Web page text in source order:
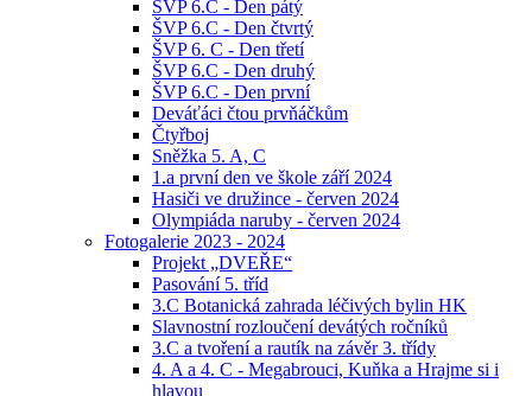
ŠVP 6.C - Den pátý
ŠVP 6.C - Den čtvrtý
ŠVP 6. C - Den třetí
ŠVP 6.C - Den druhý
ŠVP 6.C - Den první
Deváťáci čtou prvňáčkům
Čtyřboj
Sněžka 5. A, C
1.a první den ve škole září 2024
Hasiči ve družince - červen 2024
Olympiáda naruby - červen 2024
Fotogalerie 2023 - 2024
Projekt „DVEŘE“
Pasování 5. tříd
3.C Botanická zahrada léčivých bylin HK
Slavnostní rozloučení devátých ročníků
3.C a tvoření a rautík na závěr 3. třídy
4. A a 4. C - Megabrouci, Kuňka a Hrajme si i
hlavou